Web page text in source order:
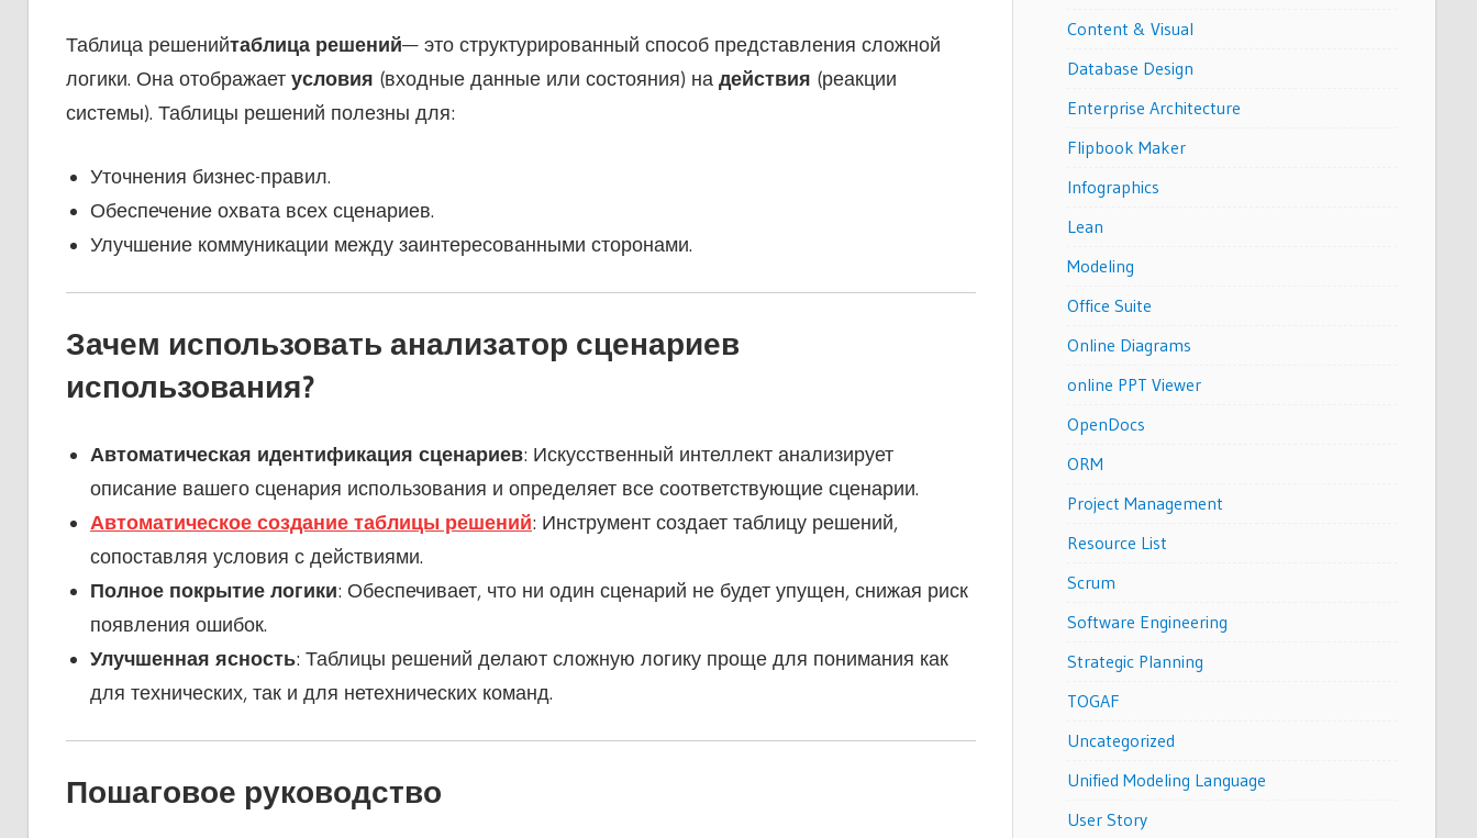
Таблица решенийтаблица решений— это структурированный способ представления сложной
логики. Она отображает условия (входные данные или состояния) на действия (реакции
системы). Таблицы решений полезны для:
Уточнения бизнес-правил.
Обеспечение охвата всех сценариев.
Улучшение коммуникации между заинтересованными сторонами.
Зачем использовать анализатор сценариев
использования?
Автоматическая идентификация сценариев: Искусственный интеллект анализирует
описание вашего сценария использования и определяет все соответствующие сценарии.
Автоматическое создание таблицы решений: Инструмент создает таблицу решений,
сопоставляя условия с действиями.
Полное покрытие логики: Обеспечивает, что ни один сценарий не будет упущен, снижая риск
появления ошибок.
Улучшенная ясность: Таблицы решений делают сложную логику проще для понимания как
для технических, так и для нетехнических команд.
Пошаговое руководство
Content & Visual
Database Design
Enterprise Architecture
Flipbook Maker
Infographics
Lean
Modeling
Office Suite
Online Diagrams
online PPT Viewer
OpenDocs
ORM
Project Management
Resource List
Scrum
Software Engineering
Strategic Planning
TOGAF
Uncategorized
Unified Modeling Language
User Story